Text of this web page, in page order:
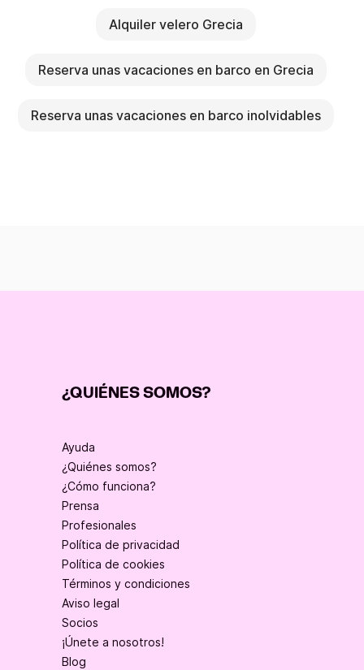
Alquiler velero Grecia
Reserva unas vacaciones en barco en Grecia
Reserva unas vacaciones en barco inolvidables
¿QUIÉNES SOMOS?
Ayuda
¿Quiénes somos?
¿Cómo funciona?
Prensa
Profesionales
Política de privacidad
Política de cookies
Términos y condiciones
Aviso legal
Socios
¡Únete a nosotros!
Blog